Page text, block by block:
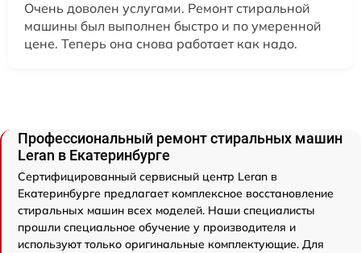
Очень доволен услугами. Ремонт стиральной
машины был выполнен быстро и по умеренной
цене. Теперь она снова работает как надо.
Профессиональный ремонт стиральных машин
Leran в Екатеринбурге
Сертифицированный сервисный центр Leran в
Екатеринбурге предлагает комплексное восстановление
стиральных машин всех моделей. Наши специалисты
прошли специальное обучение у производителя и
используют только оригинальные комплектующие. Для